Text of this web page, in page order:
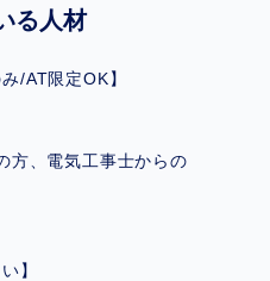
る人材
/AT限定OK】
方、電気工事士からの
】